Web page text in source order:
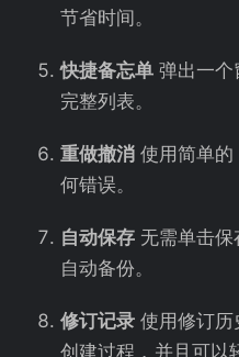
节省时间。
快捷备忘单 弹出一个
完整列表。
重做撤消 使用简单
何错误。
自动保存 无需单击
自动备份。
修订记录 使用修订
创建过程，并且可以